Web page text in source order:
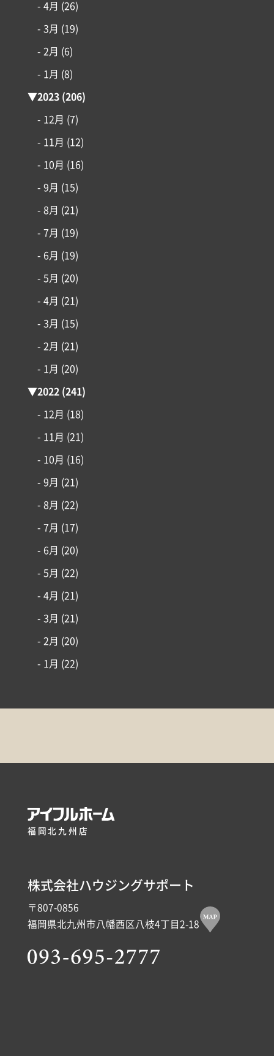
- 4月 (26)
- 3月 (19)
- 2月 (6)
- 1月 (8)
▼2023(206)
- 12月 (7)
- 11月 (12)
- 10月 (16)
- 9月 (15)
- 8月 (21)
- 7月 (19)
- 6月 (19)
- 5月 (20)
- 4月 (21)
- 3月 (15)
- 2月 (21)
- 1月 (20)
▼2022 (241)
- 12月 (18)
- 11月 (21)
- 10月 (16)
- 9月 (21)
- 8月 (22)
- 7月 (17)
- 6月 (20)
- 5月 (22)
- 4月 (21)
- 3月 (21)
- 2月 (20)
- 1月 (22)
福岡北九州店
株式会社ハウジングサポート
〒807-0856
福岡県北九州市八幡西区八枝4丁目2-18